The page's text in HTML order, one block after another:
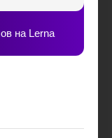
на Lerna